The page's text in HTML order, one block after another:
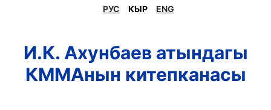
РУС КЫР ENG
И.К. Ахунбаев атындагы
КММАнын китепканасы